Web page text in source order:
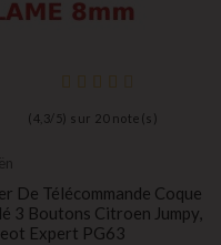
( 4,3/ 5) sur 20note(s)
De Télécommande Coque
3 Boutons Citroen Jumpy,
Expert PG63